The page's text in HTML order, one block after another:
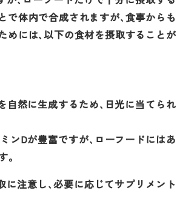
体内で合成されますが、食事からも
には、以下の食材を摂取することが
自然に生成するため、日光に当てられ
ンDが豊富ですが、ローフードにはあ
注意し、必要に応じてサプリメント